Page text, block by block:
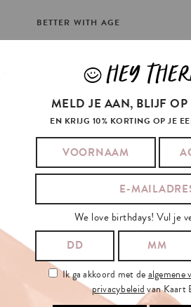
BETTER WITH AGE
€3.5
OPTIES SELECTEREN
JHEY
MELD JE AAN, BLIJF
EN KRIJG 10% KORTING OP JE
We love birthdays! Vul je
Ik ga akkoord met dealgemene
privacybeleidvan Kaart